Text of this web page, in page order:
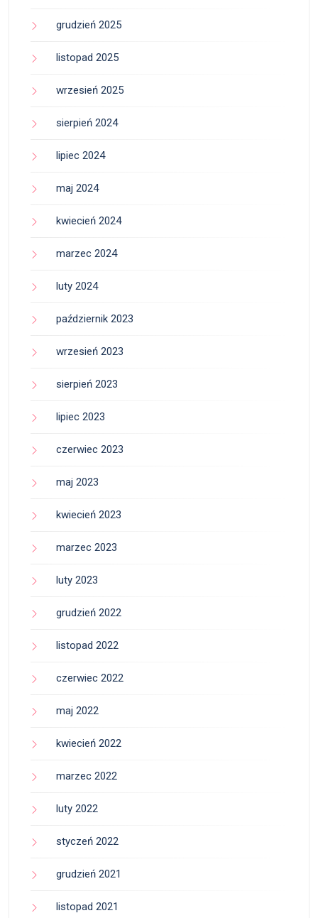
grudzień 2025
listopad 2025
wrzesień 2025
sierpień 2024
lipiec 2024
maj 2024
kwiecień 2024
marzec 2024
luty 2024
październik 2023
wrzesień 2023
sierpień 2023
lipiec 2023
czerwiec 2023
maj 2023
kwiecień 2023
marzec 2023
luty 2023
grudzień 2022
listopad 2022
czerwiec 2022
maj 2022
kwiecień 2022
marzec 2022
luty 2022
styczeń 2022
grudzień 2021
listopad 2021